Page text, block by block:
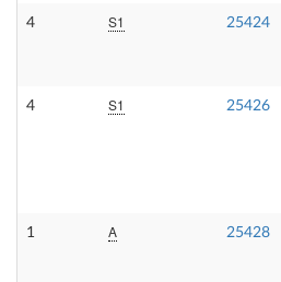
4 S1 25424
4 S1 25426
1 A 25428